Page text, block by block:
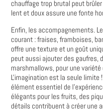
chauffage trop brutal peut
lent et doux assure une fonte
Enfin, les accompagnements.
courant : fraises, framboises,
offre une texture et un goût
peut aussi ajouter des gaufres,
marshmallows, pour une
L'imagination est la seule limite
élément essentiel de
élégants pour les fruits, des
détails contribuent à créer une